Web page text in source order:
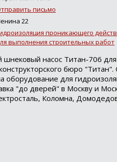
письмо
22
проникающего
выполнения строительных работ
насос Титан-706
бюро
оборудование для
"до дверей" в Москву и
Коломна,